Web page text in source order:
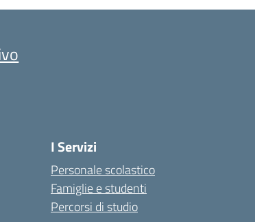
I Servizi
Personale scolastico
Famiglie e studenti
Percorsi di studio